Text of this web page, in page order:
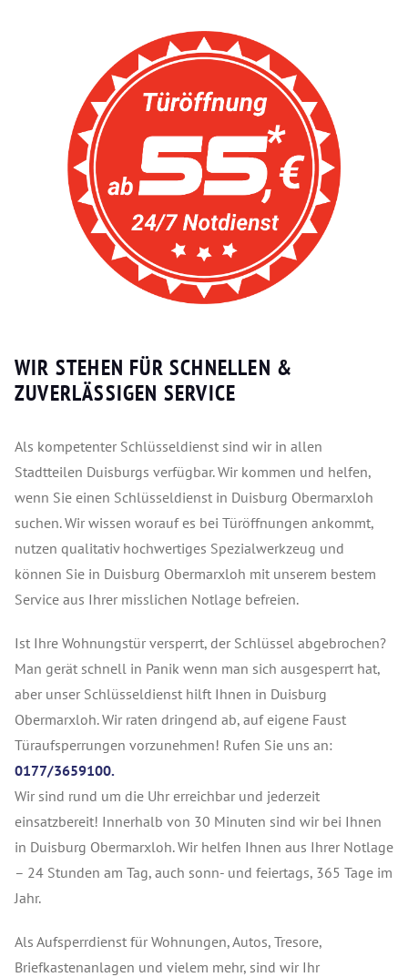
WIR STEHEN FÜR SCHNELLEN &
ZUVERLÄSSIGEN SERVICE
Als kompetenter Schlüsseldienst sind wir in allen
Stadtteilen Duisburgs verfügbar. Wir kommen und helfen,
wenn Sie einen Schlüsseldienst in Duisburg Obermarxloh
suchen. Wir wissen worauf es bei Türöffnungen ankommt,
nutzen qualitativ hochwertiges Spezialwerkzeug und
können Sie in Duisburg Obermarxloh mit unserem bestem
Service aus Ihrer misslichen Notlage befreien.
Ist Ihre Wohnungstür versperrt, der Schlüssel abgebrochen?
Man gerät schnell in Panik wenn man sich ausgesperrt hat,
aber unser Schlüsseldienst hilft Ihnen in Duisburg
Obermarxloh. Wir raten dringend ab, auf eigene Faust
Türaufsperrungen vorzunehmen! Rufen Sie uns an:
0177/3659100.
Wir sind rund um die Uhr erreichbar und jederzeit
einsatzbereit! Innerhalb von 30 Minuten sind wir bei Ihnen
in Duisburg Obermarxloh. Wir helfen Ihnen aus Ihrer Notlage
– 24 Stunden am Tag, auch sonn- und feiertags, 365 Tage im
Jahr.
Als Aufsperrdienst für Wohnungen, Autos, Tresore,
Briefkastenanlagen und vielem mehr, sind wir Ihr